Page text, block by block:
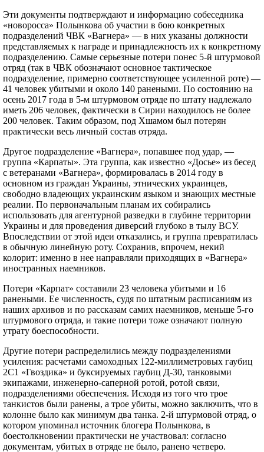
Эти документы подтверждают и информацию собеседника
«новоросса» Полынкова об участии в бою конкретных
подразделений ЧВК «Вагнера» — в них указаны должности
представляемых к награде и принадлежность их к конкретному
подразделению. Самые серьезные потери понес 5-й штурмовой
отряд (так в ЧВК обозначают основное тактическое
подразделение, примерно соответствующее усиленной роте) —
41 человек убитыми и около 140 ранеными. По состоянию на
осень 2017 года в 5-м штурмовом отряде по штату надлежало
иметь 206 человек, фактически в Сирии находилось не более
200 человек. Таким образом, под Хшамом был потерян
практически весь личный состав отряда.
Другое подразделение «Вагнера», попавшее под удар, —
группа «Карпаты». Эта группа, как известно «Досье» из бесед
с ветеранами «Вагнера», формировалась в 2014 году в
основном из граждан Украины, этнических украинцев,
свободно владеющих украинским языком и знающих местные
реалии. По первоначальным планам их собирались
использовать для агентурной разведки в глубине территории
Украины и для проведения диверсий глубоко в тылу ВСУ.
Впоследствии от этой идеи отказались, и группа превратилась
в обычную линейную роту. Сохранив, впрочем, некий
колорит: именно в нее направляли приходящих в «Вагнера»
иностранных наемников.
Потери «Карпат» составили 23 человека убитыми и 16
ранеными. Ее численность, судя по штатным расписаниям из
наших архивов и по рассказам самих наемников, меньше 5-го
штурмового отряда, и такие потери тоже означают полную
утрату боеспособности.
Другие потери распределились между подразделениями
усиления: расчетами самоходных 122-миллиметровых гаубиц
2С1 «Гвоздика» и буксируемых гаубиц Д-30, танковыми
экипажами, инженерно-саперной ротой, ротой связи,
подразделениями обеспечения. Исходя из того что трое
танкистов были ранены, а трое убиты, можно заключить, что в
колонне было как минимум два танка. 2-й штурмовой отряд, о
котором упоминал источник блогера Полынкова, в
боестолкновении практически не участвовал: согласно
документам, убитых в отряде не было, ранено четверо.